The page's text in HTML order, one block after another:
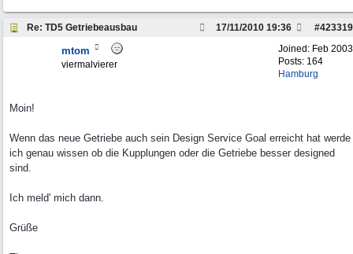
Re: TD5 Getriebeausbau #423319
17/11/2010 19:36
Joined: Feb 2003
Posts: 164
Hamburg
mtom
viermalvierer
Moin!
Wenn das neue Getriebe auch sein Design Service Goal erreicht hat werde
ich genau wissen ob die Kupplungen oder die Getriebe besser designed
sind.
Ich meld' mich dann.
Grüße